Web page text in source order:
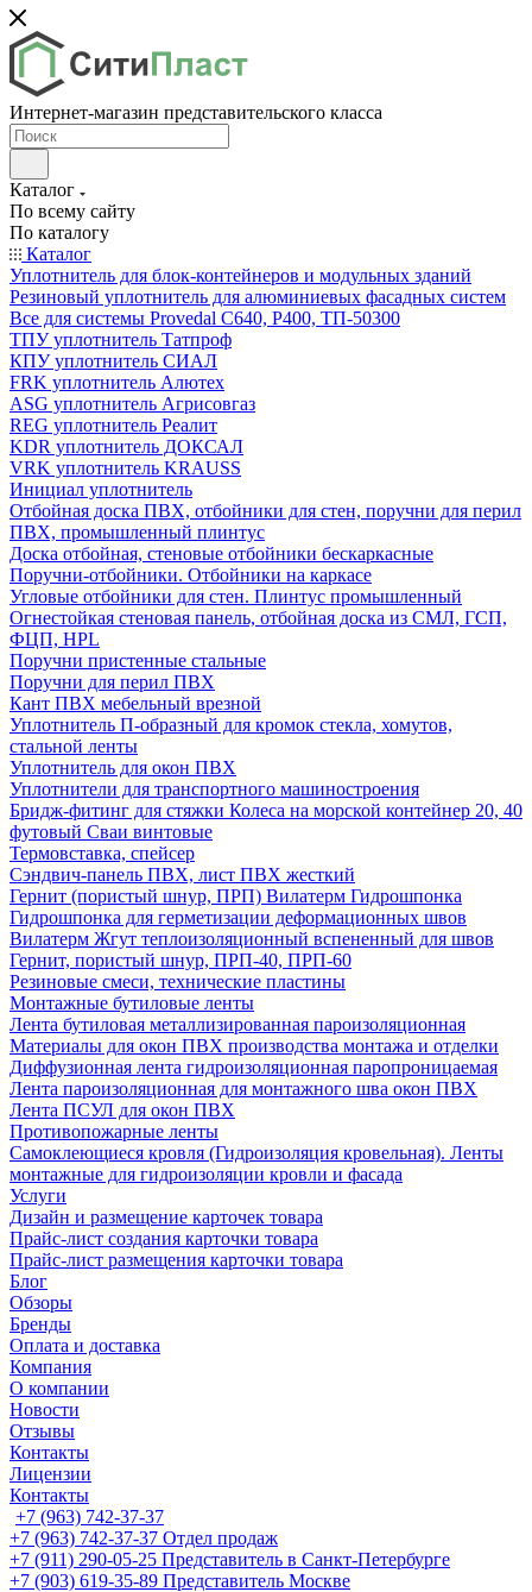
Интернет-магазин представительского класса
Каталог
По всему сайту
По каталогу
Каталог
Уплотнитель для блок-контейнеров и модульных зданий
Резиновый уплотнитель для алюминиевых фасадных систем
Все для системы Provedal С640, Р400, ТП-50300
ТПУ уплотнитель Татпроф
КПУ уплотнитель СИАЛ
FRK уплотнитель Алютех
ASG уплотнитель Агрисовгаз
REG уплотнитель Реалит
KDR уплотнитель ДОКСАЛ
VRK уплотнитель KRAUSS
Инициал уплотнитель
Отбойная доска ПВХ, отбойники для стен, поручни для перил
ПВХ, промышленный плинтус
Доска отбойная, стеновые отбойники бескаркасные
Поручни-отбойники. Отбойники на каркасе
Угловые отбойники для стен. Плинтус промышленный
Огнестойкая стеновая панель, отбойная доска из СМЛ, ГСП,
ФЦП, HPL
Поручни пристенные стальные
Поручни для перил ПВХ
Кант ПВХ мебельный врезной
Уплотнитель П-образный для кромок стекла, хомутов,
стальной ленты
Уплотнитель для окон ПВХ
Уплотнители для транспортного машиностроения
Бридж-фитинг для стяжки Колеса на морской контейнер 20, 40
футовый Сваи винтовые
Термовставка, спейсер
Сэндвич-панель ПВХ, лист ПВХ жесткий
Гернит (пористый шнур, ПРП) Вилатерм Гидрошпонка
Гидрошпонка для герметизации деформационных швов
Вилатерм Жгут теплоизоляционный вспененный для швов
Гернит, пористый шнур, ПРП-40, ПРП-60
Резиновые смеси, технические пластины
Монтажные бутиловые ленты
Лента бутиловая металлизированная пароизоляционная
Материалы для окон ПВХ производства монтажа и отделки
Диффузионная лента гидроизоляционная паропроницаемая
Лента пароизоляционная для монтажного шва окон ПВХ
Лента ПСУЛ для окон ПВХ
Противопожарные ленты
Самоклеющиеся кровля (Гидроизоляция кровельная). Ленты
монтажные для гидроизоляции кровли и фасада
Услуги
Дизайн и размещение карточек товара
Прайс-лист создания карточки товара
Прайс-лист размещения карточки товара
Блог
Обзоры
Бренды
Оплата и доставка
Компания
О компании
Новости
Отзывы
Контакты
Лицензии
Контакты
+7 (963) 742-37-37
+7 (963) 742-37-37 Отдел продаж
+7 (911) 290-05-25 Представитель в Санкт-Петербурге
+7 (903) 619-35-89 Представитель Москве